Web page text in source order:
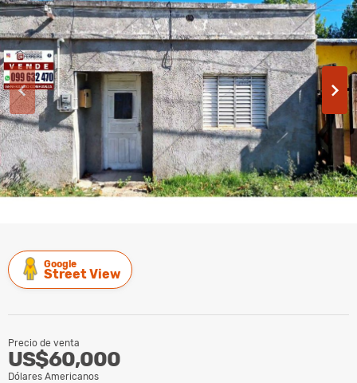
Google
Street View
Precio de venta
US$60,000
Dólares Americanos